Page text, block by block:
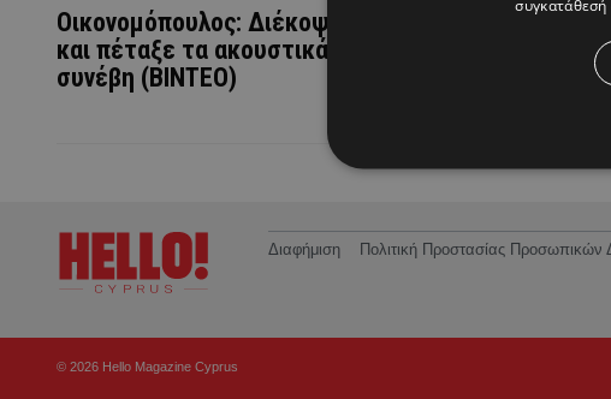
Οικονομόπουλος: Διέκοψε τη συναυλία του
και πέταξε τα ακουστικά πάνω στη σκηνή - Τι
συνέβη (ΒΙΝΤΕΟ)
Διαφήμιση Πολιτική Προστασίας Προσωπικών
© 2026 Hello Magazine Cyprus
συγκατάθεσή